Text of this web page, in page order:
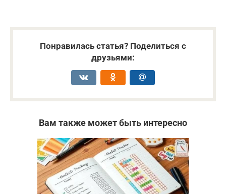
Понравилась статья? Поделиться с
друзьями:
Вам также может быть интересно